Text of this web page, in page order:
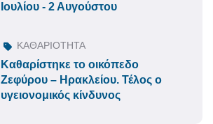
Ιουλίου - 2 Αυγούστου
ΚΑΘΑΡΙΟΤΗΤΑ
Καθαρίστηκε το οικόπεδο
Ζεφύρου – Ηρακλείου. Τέλος ο
υγειονομικός κίνδυνος